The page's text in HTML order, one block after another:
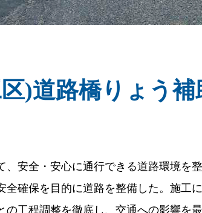
)道路橋りょう
安全・安心に通行できる道路環境を
全確保を目的に道路を整備した。施工
工程調整を徹底し、交通への影響を